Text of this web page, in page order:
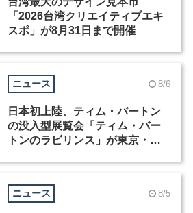
「2026台湾クリエイティブエキ
スポ」が8月31日まで開催
ニュース 8/6
日本初上陸、ティム・バートン
の没入型展覧会「ティム・バー
トンのラビリンス」が東京・豊
ニュース 8/5